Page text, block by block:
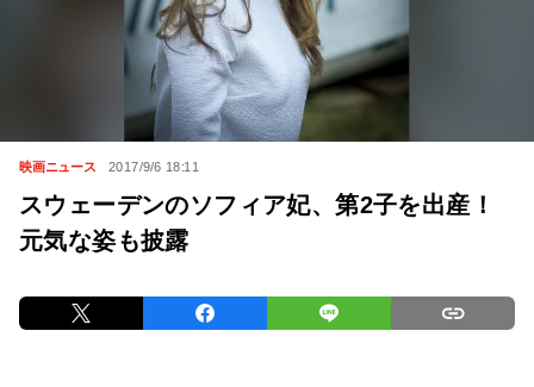
映画ニュース 2017/9/6 18:11
スウェーデンのソフィア妃、第2子を出産！
元気な姿も披露